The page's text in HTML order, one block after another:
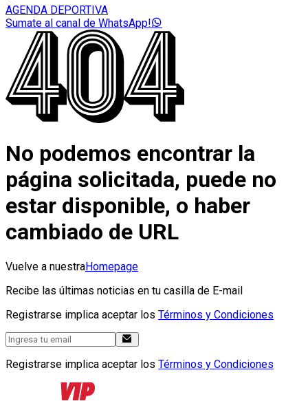
AGENDA DEPORTIVA
Sumate al canal de WhatsApp!
No podemos encontrar la
página solicitada, puede no
estar disponible, o haber
cambiado de URL
Vuelve a nuestraHomepage
Recibe las últimas noticias en tu casilla de E-mail
Registrarse implica aceptar los Términos y Condiciones
Registrarse implica aceptar los Términos y Condiciones